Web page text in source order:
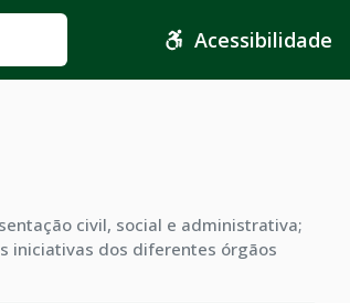
Acessibilidade
civil, social e administrativa;
iniciativas dos diferentes órgãos